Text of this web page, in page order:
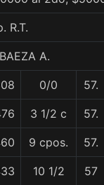
R.T.
A.
0/0 57.
3 1/2 c 57.
9 cpos. 57.
10 1/2 57